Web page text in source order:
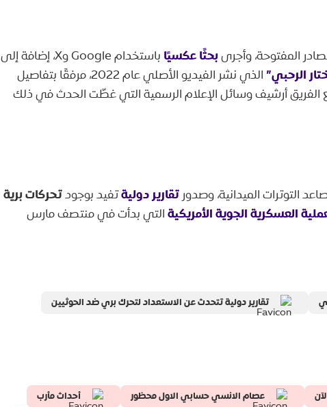
المفتوحة، وأجرىبحثًا عكسيًا
باستخدام Google وX، إضافة إلى
الرحبي”
الذي نشر الفيديو الأصلي عام 2022، مرفقًا بتفاصيل
الفريق أرشيف وسائل الإعلام الرسمية التي غطّت الحدث في ذلك
التوترات الميدانية، وصدور تقارير دوليةتفيد بوجودتحركات برية
العسكرية الجوية الأمريكيةالتي بدأت في منتصف مارس
تقارير دولية تتحدث عن الاستعداد لتحرك بري ضد الحوثيين
عصام الانسي حسابي الاول محظور
أحداث مأرب